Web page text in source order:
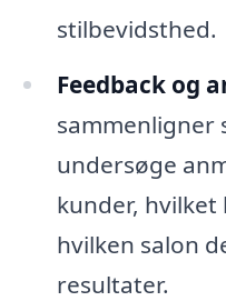
stilbevidsthed.
Feedback og
sammenligner
undersøge
kunder, hvilket
hvilken salon
resultater.